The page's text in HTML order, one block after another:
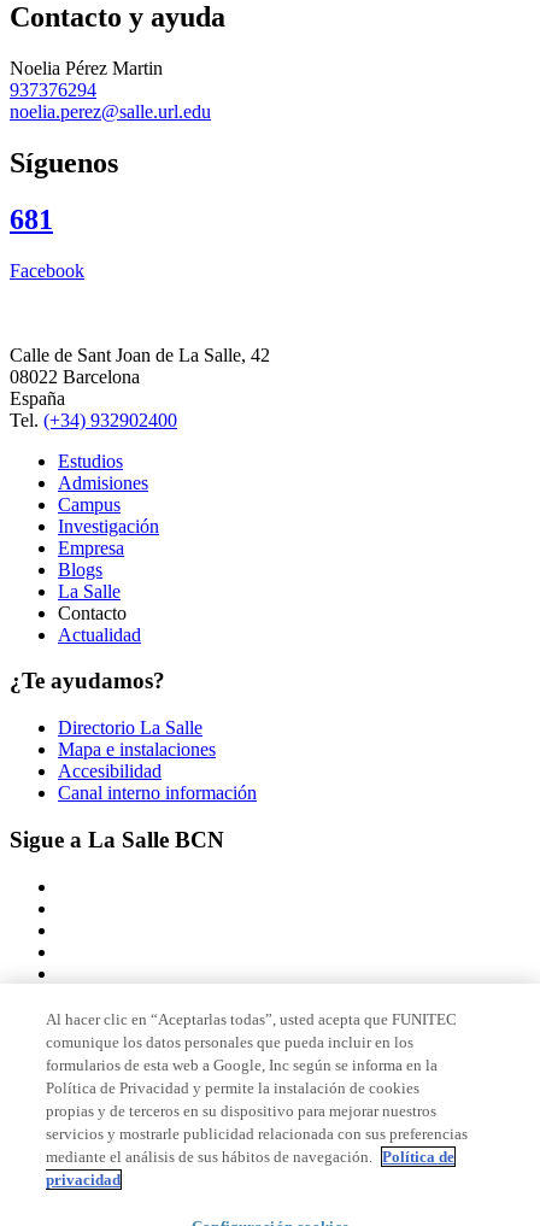
Contacto y ayuda
Noelia Pérez Martin
937376294
noelia.perez@salle.url.edu
Síguenos
681
Facebook
Calle de Sant Joan de La Salle, 42
08022 Barcelona
España
Tel. (+34) 932902400
Estudios
Admisiones
Campus
Investigación
Empresa
Blogs
La Salle
Contacto
Actualidad
¿Te ayudamos?
Directorio La Salle
Mapa e instalaciones
Accesibilidad
Canal interno información
Sigue a La Salle BCN
Miembro de
Acreditaciones
Al hacer clic en “Aceptarlas todas”, usted acepta que FUNITEC
comunique los datos personales que pueda incluir en los
formularios de esta web a Google, Inc según se informa en la
Política de Privacidad y permite la instalación de cookies
propias y de terceros en su dispositivo para mejorar nuestros
servicios y mostrarle publicidad relacionada con sus preferencias
mediante el análisis de sus hábitos de navegación. Política de
privacidad